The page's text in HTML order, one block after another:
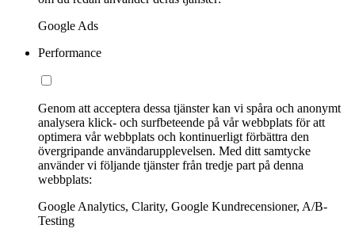
Google Ads
Performance
Genom att acceptera dessa tjänster kan vi spåra och anonymt
analysera klick- och surfbeteende på vår webbplats för att
optimera vår webbplats och kontinuerligt förbättra den
övergripande användarupplevelsen. Med ditt samtycke
använder vi följande tjänster från tredje part på denna
webbplats:
Google Analytics, Clarity, Google Kundrecensioner, A/B-
Testing